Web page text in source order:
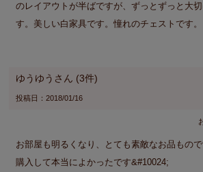
のレイアウトが半ばですが、ずっとずっと大
す。美しい白家具です。憧れのチェストです。
ゆうゆう 3
投稿日 2018/01/16
お部屋も明るくなり、とても素敵なお品もので